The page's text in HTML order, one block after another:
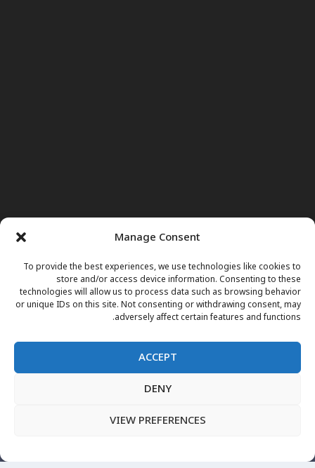
Manage Consent
To provide the best experiences, we use technologies like cookies to
store and/or access device information. Consenting to these
technologies will allow us to process data such as browsing behavior
or unique IDs on this site. Not consenting or withdrawing consent, may
adversely affect certain features and functions.
ACCEPT
DENY
VIEW PREFERENCES
نور وجوهات داکتر مریم
اعلانات فوتی مقالات فارسی English